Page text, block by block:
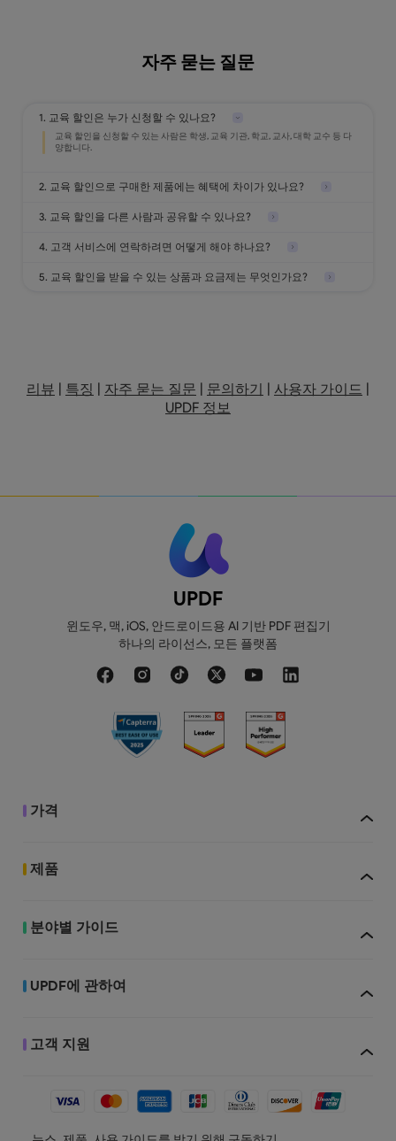
자주 묻는 질문
1. 교육 할인은 누가 신청할 수 있나요?
2. 교육 할인으로 구매한 제품에는 혜택에 차이가 있나요?
3. 교육 할인을 다른 사람과 공유할 수 있나요?
4. 고객 서비스에 연락하려면 어떻게 해야 하나요?
5. 교육 할인을 받을 수 있는 상품과 요금제는 무엇인가요?
리뷰 | 특징 | 자주 묻는 질문 | 문의하기 | 사용자 가이드 |
UPDF 정보
UPDF
윈도우, 맥, iOS, 안드로이드용 AI 기반 PDF 편집기
하나의 라이선스, 모든 플랫폼
가격
제품
분야별 가이드
UPDF에 관하여
고객 지원